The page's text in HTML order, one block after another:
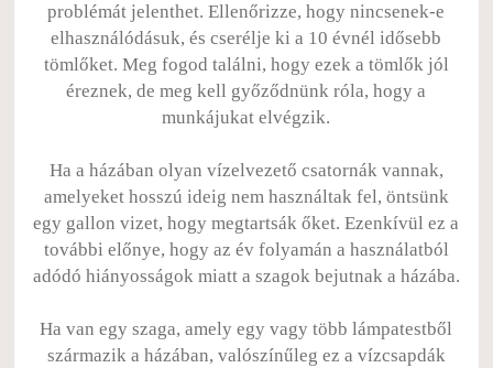
problémát jelenthet. Ellenőrizze, hogy nincsenek-e
elhasználódásuk, és cserélje ki a 10 évnél idősebb
tömlőket. Meg fogod találni, hogy ezek a tömlők jól
éreznek, de meg kell győződnünk róla, hogy a
munkájukat elvégzik.
Ha a házában olyan vízelvezető csatornák vannak,
amelyeket hosszú ideig nem használtak fel, öntsünk
egy gallon vizet, hogy megtartsák őket. Ezenkívül ez a
további előnye, hogy az év folyamán a használatból
adódó hiányosságok miatt a szagok bejutnak a házába.
Ha van egy szaga, amely egy vagy több lámpatestből
származik a házában, valószínűleg ez a vízcsapdák